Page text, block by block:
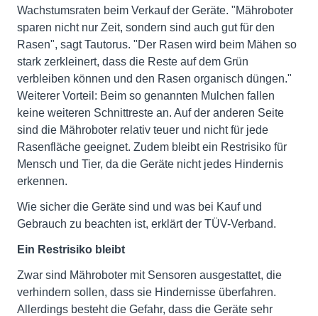
Wachstumsraten beim Verkauf der Geräte. "Mähroboter
sparen nicht nur Zeit, sondern sind auch gut für den
Rasen", sagt Tautorus. "Der Rasen wird beim Mähen so
stark zerkleinert, dass die Reste auf dem Grün
verbleiben können und den Rasen organisch düngen."
Weiterer Vorteil: Beim so genannten Mulchen fallen
keine weiteren Schnittreste an. Auf der anderen Seite
sind die Mähroboter relativ teuer und nicht für jede
Rasenfläche geeignet. Zudem bleibt ein Restrisiko für
Mensch und Tier, da die Geräte nicht jedes Hindernis
erkennen.
Wie sicher die Geräte sind und was bei Kauf und
Gebrauch zu beachten ist, erklärt der TÜV-Verband.
Ein Restrisiko bleibt
Zwar sind Mähroboter mit Sensoren ausgestattet, die
verhindern sollen, dass sie Hindernisse überfahren.
Allerdings besteht die Gefahr, dass die Geräte sehr